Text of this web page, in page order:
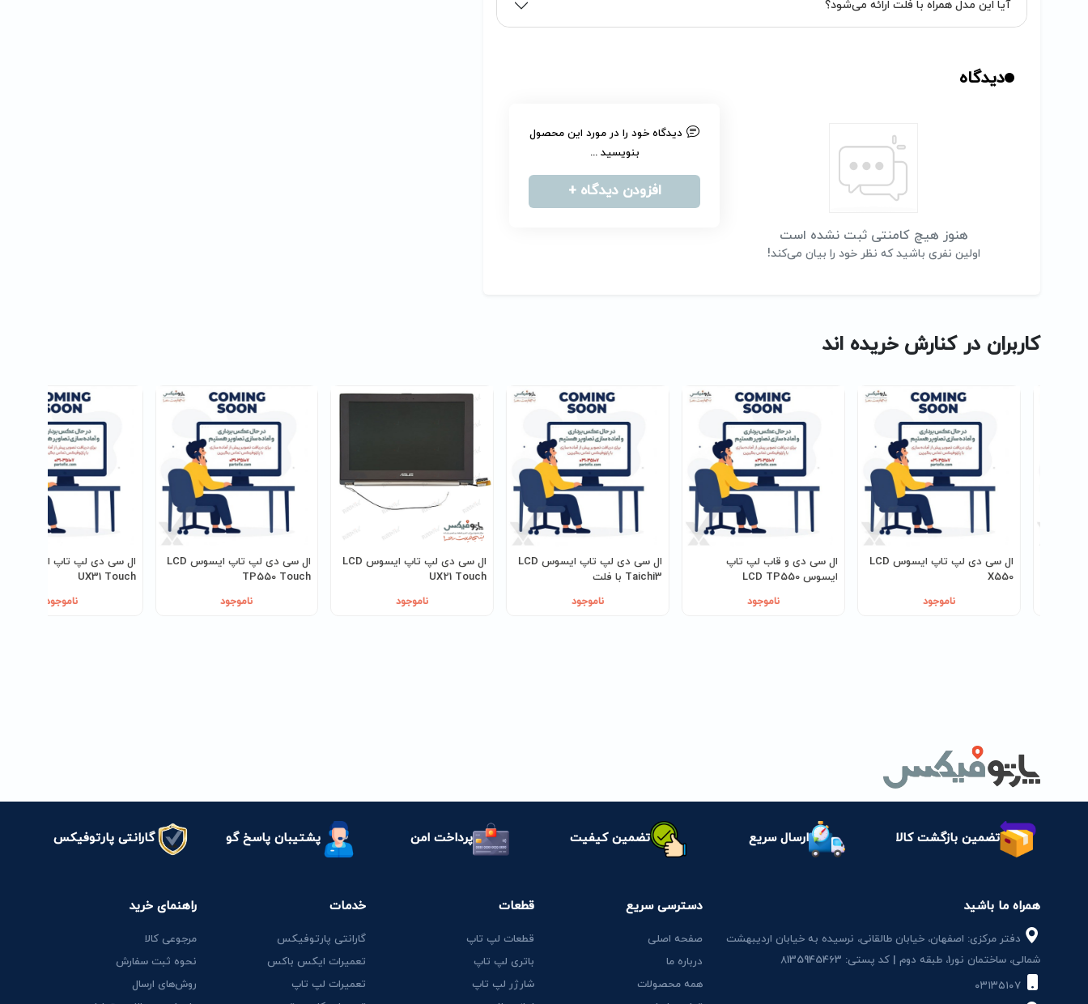
آیا این مدل همراه با فلت ارائه می‌شود؟
دیدگاه
هنوز هیچ کامنتی ثبت نشده است
اولین نفری باشید که نظر خود را بیان می‌کند!
دیدگاه خود را در مورد این محصول
بنویسید ...
افزودن دیدگاه +
کاربران در کنارش خریده اند
ال سی دی لپ تاپ ایسوس LCD
X550
ناموجود
ال سی دی و قاب لپ تاپ
ايسوس LCD TP550
ناموجود
ال سی دی لپ تاپ ایسوس LCD
Taichi3 با فلت
ناموجود
ال سی دی لپ تاپ ايسوس LCD
UX21 Touch
ناموجود
ال سی دی لپ تاپ ايسوس LCD
TP550 Touch
ناموجود
UX31 Touch
ناموجود
تضمین بازگشت کالا ارسال سریع تضمین کیفیت پرداخت امن پشتیبان پاسخ گو گارانتی پارتوفیکس
همراه ما باشید
دفتر مرکزی: اصفهان، خیابان طالقانی، نرسیده به خیابان اردیبهشت
شمالی، ساختمان نور1، طبقه دوم | کد پستی: 8135945463
۰۳۱۳۵۱۰۷
دسترسی سریع
صفحه اصلی
درباره ما
همه محصولات
قطعات
قطعات لپ تاپ
باتری لپ تاپ
شارژر لپ تاپ
خدمات
گارانتی پارتوفیکس
تعمیرات ایکس باکس
تعمیرات لپ تاپ
راهنمای خرید
مرجوعی کالا
نحوه ثبت سفارش
روش‌های ارسال